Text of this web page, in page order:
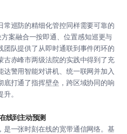
常巡防的精细化管控同样需要可靠的
案融合一按即通、位置感知巡更与
团队提供了从即时通联到事件闭环的
古赤峰市两级法院的实践中得到了充
警用智能对讲机、统一联网并加入
底打通了指挥壁垒，跨区域协同的响
。
线到主动预测
是一张时刻在线的宽带通信网络。基